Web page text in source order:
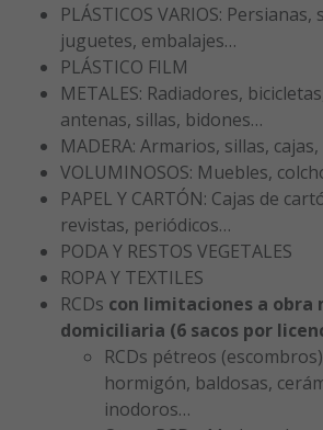
PLÁSTICOS VARIOS: Persianas,
juguetes, embalajes…
PLÁSTICO FILM
METALES: Radiadores,
antenas, sillas, bidones…
MADERA: Armarios, sillas,
VOLUMINOSOS: Muebles,
PAPEL Y CARTÓN: Cajas de
revistas, periódicos…
PODA Y RESTOS VEGETALES
ROPA Y TEXTILES
RCDs con limitaciones a obra
domiciliaria (6 sacos por
RCDs pétreos
hormigón, baldosas,
inodoros…